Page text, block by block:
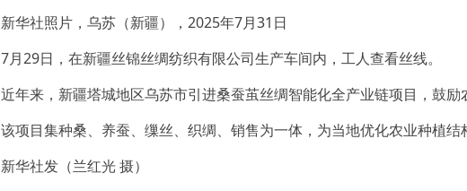
新华社照片，乌苏（新疆），2025年7月31日
7月29日，在新疆丝锦丝绸纺织有限公司生产车间内，工人查看丝线。
近年来，新疆塔城地区乌苏市引进桑蚕茧丝绸智能化全产业链项目，鼓励
该项目集种桑、养蚕、缫丝、织绸、销售为一体，为当地优化农业种植结
新华社发（兰红光 摄）